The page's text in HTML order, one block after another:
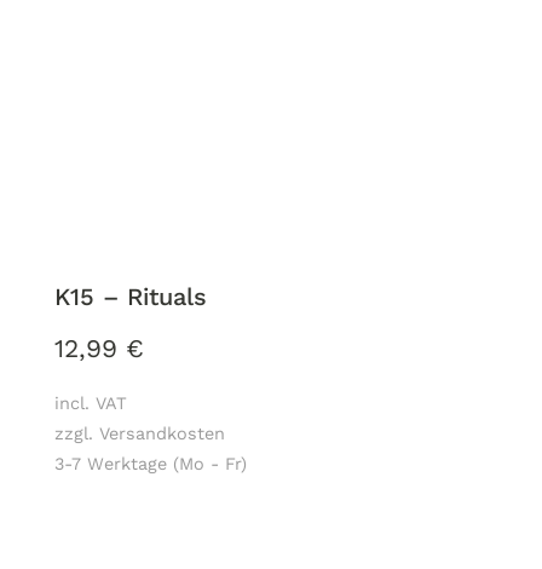
K15 – Rituals
12,99 €
incl. VAT
zzgl. Versandkosten
3-7 Werktage (Mo - Fr)